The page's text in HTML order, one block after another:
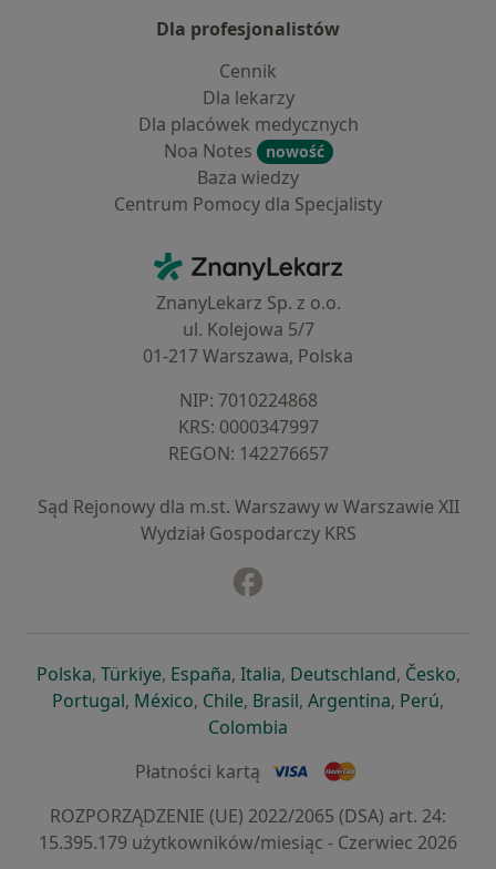
Dla profesjonalistów
Cennik
Dla lekarzy
Dla placówek medycznych
Noa Notes
nowość
Baza wiedzy
Centrum Pomocy dla Specjalisty
ZnanyLekarz - Strona główna
ZnanyLekarz Sp. z o.o.
ul. Kolejowa 5/7
01-217 Warszawa, Polska
NIP: ⁠7010224868
KRS: ⁠0000347997
REGON: ⁠142276657
Sąd Rejonowy dla m.st. Warszawy w Warszawie XII
Wydział Gospodarczy KRS
Polskaotwiera się w nowej karcie
, Türkiyeotwiera się w nowej karcie
, Españaotwiera się w nowej karcie
, Italiaotwiera się w nowej
, Deutschlandotwiera się
, Česko,
Portugalotwiera się w nowej karcie
, Méxicootwiera się w nowej karcie
, Chileotwiera się w nowej karcie
, Brasilotwiera się w nowej
, Argentinaotwiera się
, Perú,
Colombia
Płatności kartą
ROZPORZĄDZENIE (UE) 2022/2065 (DSA) art. 24:
15.395.179 użytkowników/miesiąc - Czerwiec 2026